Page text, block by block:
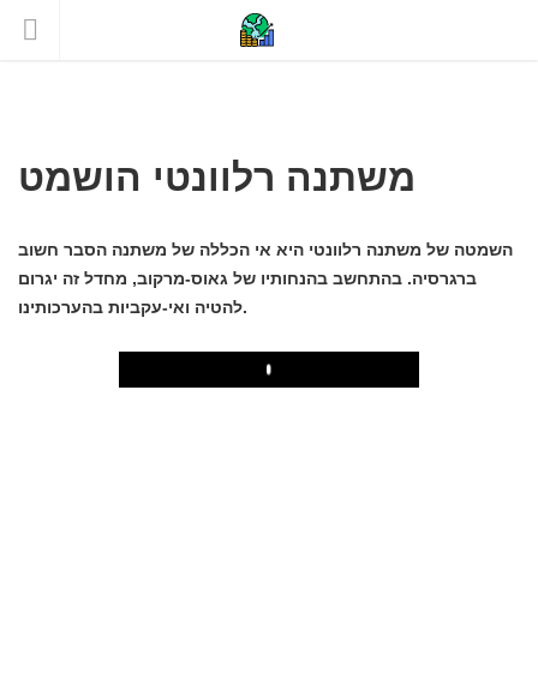
משתנה רלוונטי הושמט
השמטה של ​​משתנה רלוונטי היא אי הכללה של משתנה הסבר חשוב
ברגרסיה. בהתחשב בהנחותיו של גאוס-מרקוב, מחדל זה יגרום
להטיה ואי-עקביות בהערכותינו.
Play